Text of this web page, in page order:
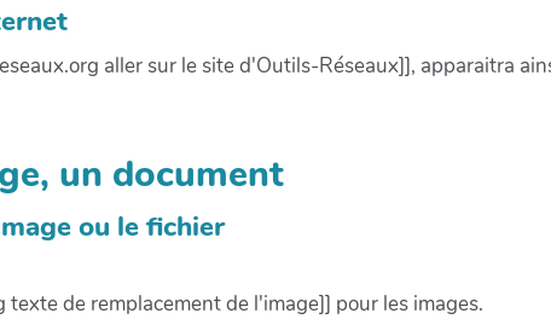
aller sur le site d'Outils-Réseaux]], apparaitra
un document
ou le fichier
de remplacement de l'image]] pour les images.